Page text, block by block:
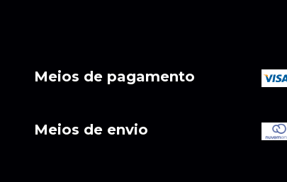
Meios de pagamento
Meios de envio